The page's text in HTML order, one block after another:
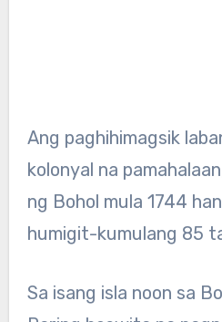
Ang paghihimagsik
kolonyal na
ng Bohol mula 1744
humigit-kumulang 85
Sa isang isla noon sa